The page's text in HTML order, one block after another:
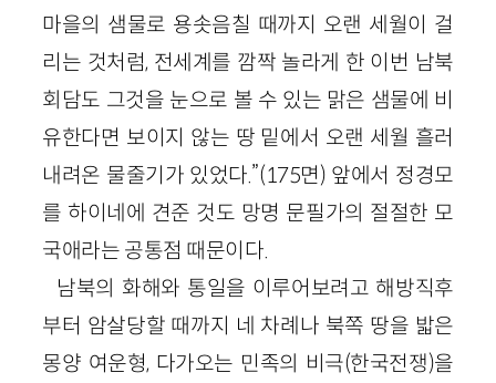
마을의 샘물로 용솟음칠 때까지 오랜 세월이 걸
리는 것처럼, 전세계를 깜짝 놀라게 한 이번 남북
회담도 그것을 눈으로 볼 수 있는 맑은 샘물에 비
유한다면 보이지 않는 땅 밑에서 오랜 세월 흘러
내려온 물줄기가 있었다.”(175면) 앞에서 정경모
를 하이네에 견준 것도 망명 문필가의 절절한 모
국애라는 공통점 때문이다.
남북의 화해와 통일을 이루어보려고 해방직후
부터 암살당할 때까지 네 차례나 북쪽 땅을 밟은
몽양 여운형, 다가오는 민족의 비극(한국전쟁)을